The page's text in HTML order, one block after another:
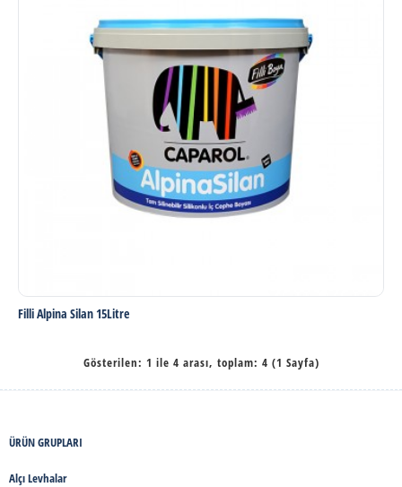
Filli Alpina Silan 15Litre
Gösterilen: 1 ile 4 arası, toplam: 4 (1 Sayfa)
ÜRÜN GRUPLARI
Alçı Levhalar